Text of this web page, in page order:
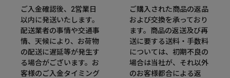
ご入金確認後、2営業日
以内に発送いたします。
配送業者の事情や交通事
情、天候により、お荷物
の配送に遅延等が発生す
る場合がございます。お
客様のご入金タイミング
ご購入された商品の返品
および交換を承っており
ます。商品の返送及び再
送に要する送料・手数料
については、初期不良の
場合は当社が、それ以外
のお客様都合による返